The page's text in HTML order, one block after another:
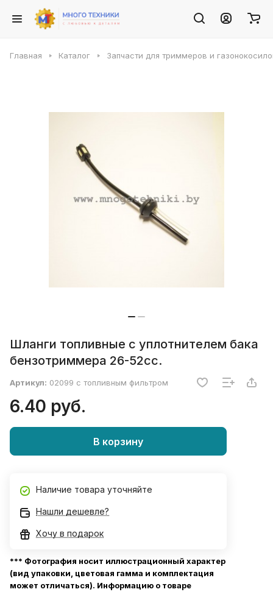
Главная Каталог Запчасти для триммеров и
Шланги топливные с уплотнителем бака
бензотриммера 26-52сс.
Артикул: 02099 с топливным фильтром
6.40 руб.
В корзину
Наличие товара уточняйте
Нашли дешевле?
Хочу в подарок
*** Фотография носит иллюстрационный характер
(вид упаковки, цветовая гамма и комплектация
может отличаться). Информацию о товаре